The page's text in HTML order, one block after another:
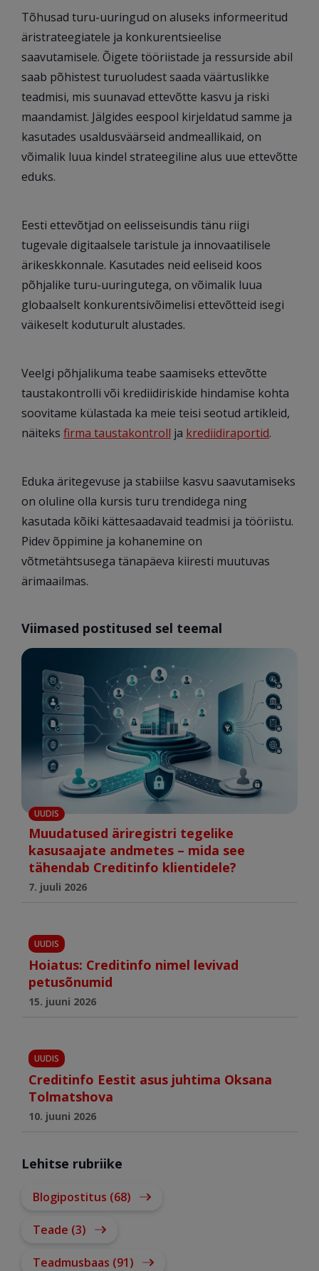
Tõhusad turu-uuringud on aluseks informeeritud
äristrateegiatele ja konkurentsieelise
saavutamisele. Õigete tööriistade ja ressurside abil
saab põhistest turuoludest saada väärtuslikke
teadmisi, mis suunavad ettevõtte kasvu ja riski
maandamist. Jälgides eespool kirjeldatud samme ja
kasutades usaldusväärseid andmeallikaid, on
võimalik luua kindel strateegiline alus uue ettevõtte
eduks.
Eesti ettevõtjad on eelisseisundis tänu riigi
tugevale digitaalsele taristule ja innovaatilisele
ärikeskkonnale. Kasutades neid eeliseid koos
põhjalike turu-uuringutega, on võimalik luua
globaalselt konkurentsivõimelisi ettevõtteid isegi
väikeselt koduturult alustades.
Veelgi põhjalikuma teabe saamiseks ettevõtte
taustakontrolli või krediidiriskide hindamise kohta
soovitame külastada ka meie teisi seotud artikleid,
näiteks firma taustakontroll ja krediidiraportid.
Eduka äritegevuse ja stabiilse kasvu saavutamiseks
on oluline olla kursis turu trendidega ning
kasutada kõiki kättesaadavaid teadmisi ja tööriistu.
Pidev õppimine ja kohanemine on
võtmetähtsusega tänapäeva kiiresti muutuvas
ärimaailmas.
Viimased postitused sel teemal
UUDIS
Muudatused äriregistri tegelike
kasusaajate andmetes – mida see
tähendab Creditinfo klientidele?
7. juuli 2026
UUDIS
Hoiatus: Creditinfo nimel levivad
petusõnumid
15. juuni 2026
UUDIS
Creditinfo Eestit asus juhtima Oksana
Tolmatshova
10. juuni 2026
Lehitse rubriike
Blogipostitus (68)
Teade (3)
Teadmusbaas (91)